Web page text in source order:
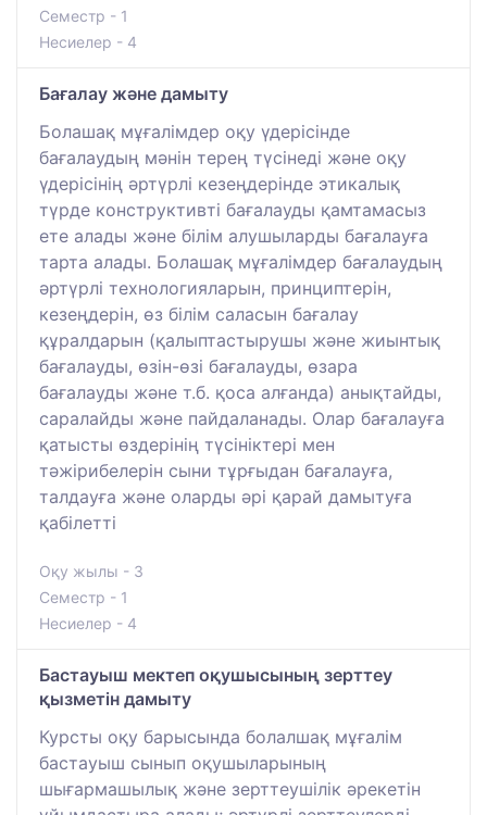
Семестр - 1
Несиелер - 4
Бағалау және дамыту
Болашақ мұғалімдер оқу үдерісінде
бағалаудың мәнін терең түсінеді және оқу
үдерісінің әртүрлі кезеңдерінде этикалық
түрде конструктивті бағалауды қамтамасыз
ете алады және білім алушыларды бағалауға
тарта алады. Болашақ мұғалімдер бағалаудың
әртүрлі технологияларын, принциптерін,
кезеңдерін, өз білім саласын бағалау
құралдарын (қалыптастырушы және жиынтық
бағалауды, өзін-өзі бағалауды, өзара
бағалауды және т.б. қоса алғанда) анықтайды,
саралайды және пайдаланады. Олар бағалауға
қатысты өздерінің түсініктері мен
тәжірибелерін сыни тұрғыдан бағалауға,
талдауға және оларды әрі қарай дамытуға
қабілетті
Оқу жылы - 3
Семестр - 1
Несиелер - 4
Бастауыш мектеп оқушысының зерттеу
қызметін дамыту
Курсты оқу барысында болалшақ мұғалім
бастауыш сынып оқушыларының
шығармашылық және зерттеушілік әрекетін